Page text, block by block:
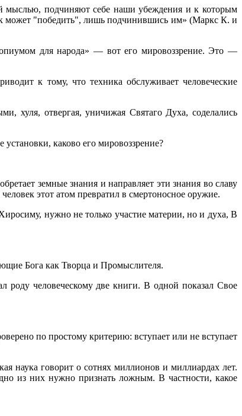
мыслью, подчиняют себе наши убеждения и к которым
может "победить", лишь подчинившись им» (Маркс К. и
для народа» — вот его мировоззрение. Это —
к тому, что техника обслуживает человеческие
хуля, отвергая, уничижая Святаго Духа, соделались
каково его мировоззрение?
земные знания и направляет эти знания во славу
этот атом превратил в смертоносное оружие.
нужно не только участие материи, но и духа, В
Бога как Творца и Промыслителя.
роду человеческому две книги. В одной показал Свое
по простому критерию: вступает или не вступает
наука говорит о сотнях миллионов и миллиардах лет.
из них нужно признать ложным. В частности, какое